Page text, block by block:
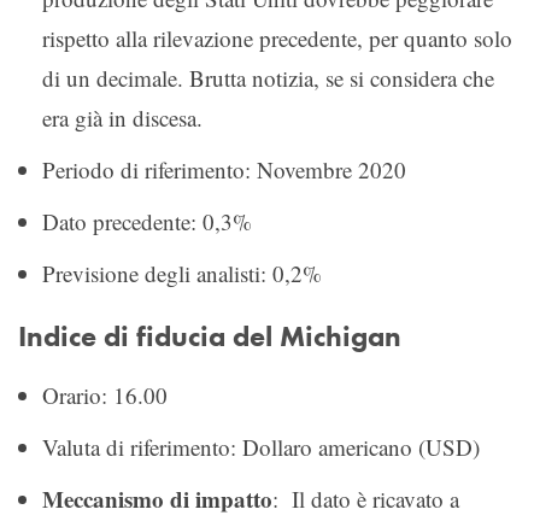
rispetto alla rilevazione precedente, per quanto solo
di un decimale. Brutta notizia, se si considera che
era già in discesa.
Periodo di riferimento: Novembre 2020
Dato precedente: 0,3%
Previsione degli analisti: 0,2%
Indice di fiducia del Michigan
Orario: 16.00
Valuta di riferimento: Dollaro americano (USD)
Meccanismo di impatto: Il dato è ricavato a